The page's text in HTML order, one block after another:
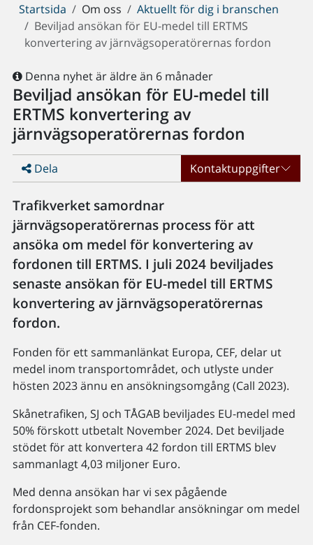
Du
är
här:
Startsida Om oss
Aktuellt för dig i branschen
Beviljad ansökan för EU-medel till ERTMS
konvertering av järnvägsoperatörernas fordon
Denna nyhet är äldre än 6 månader
Beviljad ansökan för EU-medel till
ERTMS konvertering av
järnvägsoperatörernas fordon
Dela Kontaktuppgifter
Trafikverket samordnar
järnvägsoperatörernas process för att
ansöka om medel för konvertering av
fordonen till ERTMS. I juli 2024 beviljades
senaste ansökan för EU-medel till ERTMS
konvertering av järnvägsoperatörernas
fordon.
Fonden för ett sammanlänkat Europa, CEF, delar ut
medel inom transportområdet, och utlyste under
hösten 2023 ännu en ansökningsomgång (Call 2023).
Skånetrafiken, SJ och TÅGAB beviljades EU-medel med
50% förskott utbetalt November 2024. Det beviljade
stödet för att konvertera 42 fordon till ERTMS blev
sammanlagt 4,03 miljoner Euro.
Med denna ansökan har vi sex pågående
fordonsprojekt som behandlar ansökningar om medel
från CEF-fonden.